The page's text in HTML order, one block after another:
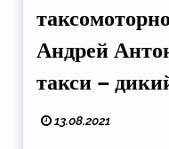
Андрей
такси –
13.08.2021